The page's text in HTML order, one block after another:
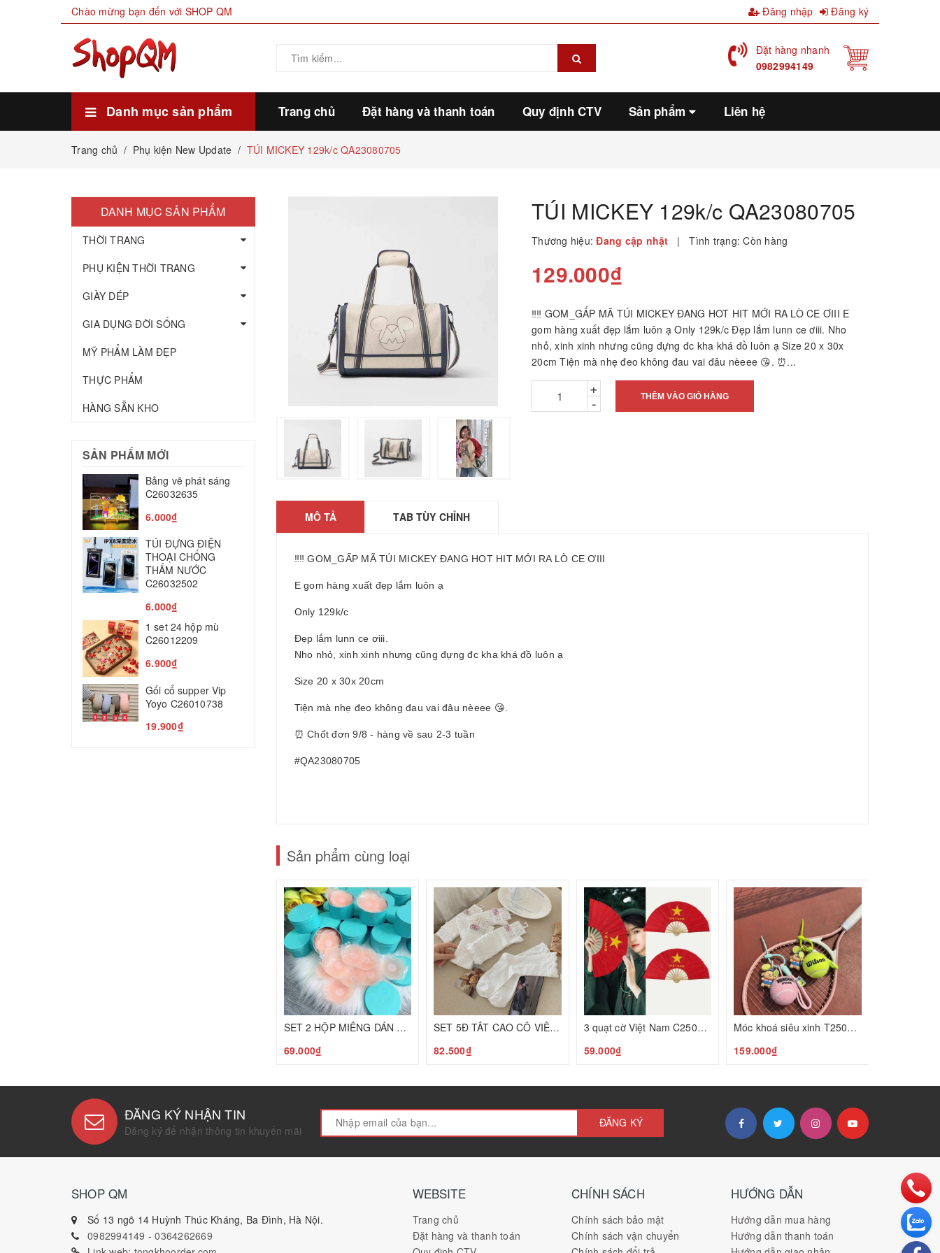
Chào mừng bạn đến với SHOP QM Đăng nhập Đăng ký
Đặt hàng nhanh
0982994149
Danh mục sản phẩm Trang chủ Đặt hàng và thanh toán Quy định CTV Sản phẩm Liên hệ
Trang chủ / Phụ kiện New Update / TÚI MICKEY 129k/c QA23080705
TÚI MICKEY 129k/c QA23080705
Thương hiệu: Đang cập nhật | Tình trạng: Còn hàng
129.000₫
‼‼ GOM_GẤP MÃ TÚI MICKEY ĐANG HOT HIT MỚI RA LÒ CE ƠIII E
gom hàng xuất đẹp lắm luôn ạ Only 129k/c Đẹp lắm lunn ce ơiii. Nho
nhỏ, xinh xinh nhưng cũng đựng đc kha khá đồ luôn ạ Size 20 x 30x
20cm Tiện mà nhẹ đeo không đau vai đâu nèeee 😘. ⏰...
+
- THÊM VÀO GIỎ HÀNG
MÔ TẢ TAB TÙY CHỈNH
‼‼ GOM_GẤP MÃ TÚI MICKEY ĐANG HOT HIT MỚI RA LÒ CE ƠIII
E gom hàng xuất đẹp lắm luôn ạ
Only 129k/c
Đẹp lắm lunn ce ơiii.
Nho nhỏ, xinh xinh nhưng cũng đựng đc kha khá đồ luôn ạ
Size 20 x 30x 20cm
Tiện mà nhẹ đeo không đau vai đâu nèeee 😘.
⏰ Chốt đơn 9/8 - hàng về sau 2-3 tuần
#QA23080705
Sản phẩm cùng loại
SET 2 HỘP MIẾNG DÁN NHŨ HOA XANH C25070513
69.000₫
SET 5Đ TẤT CAO CỔ VIỀN BÈO C25080107
82.500₫
3 quạt cờ Việt Nam C25073107
59.000₫
Móc khoá siêu xinh T25072301
159.000₫
DANH MỤC SẢN PHẨM
THỜI TRANG
PHỤ KIỆN THỜI TRANG
GIÀY DÉP
GIA DỤNG ĐỜI SỐNG
MỸ PHẨM LÀM ĐẸP
THỰC PHẨM
HÀNG SẴN KHO
SẢN PHẨM MỚI
Bảng vẽ phát sáng
C26032635
6.000₫
TÚI ĐỰNG ĐIỆN
THOẠI CHỐNG
THẤM NƯỚC
C26032502
6.000₫
1 set 24 hộp mù
C26012209
6.900₫
Gối cổ supper Vip
Yoyo C26010738
19.900₫
C26010601
22.200₫
MÁY GỌT BÚT CHÌ
TỰ ĐỘNG
Lược, búa massage
T25061605
50.000₫
ĐĂNG KÝ NHẬN TIN
Đăng ký để nhận thông tin khuyến mãi
ĐĂNG KÝ
SHOP QM
Số 13 ngõ 14 Huỳnh Thúc Kháng, Ba Đình, Hà Nội.
0982994149 -0364262669
WEBSITE
Trang chủ
Đặt hàng và thanh toán
CHÍNH SÁCH
Chính sách bảo mật
Chính sách vận chuyển
HƯỚNG DẪN
Hướng dẫn mua hàng
Hướng dẫn thanh toán